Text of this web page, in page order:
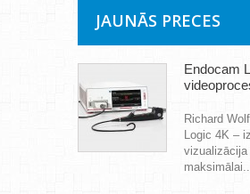
JAUNĀS PRECES
Endocam
Richard
Logic 4K –
vizualizācija